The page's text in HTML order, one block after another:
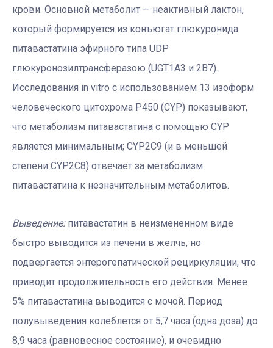
крови. Основной метаболит — неактивный лактон,
который формируется из конъюгат глюкуронида
питавастатина эфирного типа UDP
глюкуронозилтрансферазою (UGT1A3 и 2B7).
Исследования in vitro с использованием 13 изоформ
человеческого цитохрома P450 (CYP) показывают,
что метаболизм питавастатина с помощью CYP
является минимальным; CYP2C9 (и в меньшей
степени CYP2C8) отвечает за метаболизм
питавастатина к незначительным метаболитов.
Выведение:питавастатин в неизмененном виде
быстро выводится из печени в желчь, но
подвергается энтерогепатической рециркуляции, что
приводит продолжительность его действия. Менее
5% питавастатина выводится с мочой. Период
полувыведения колеблется от 5,7 часа (одна доза) до
8,9 часа (равновесное состояние), и очевидно